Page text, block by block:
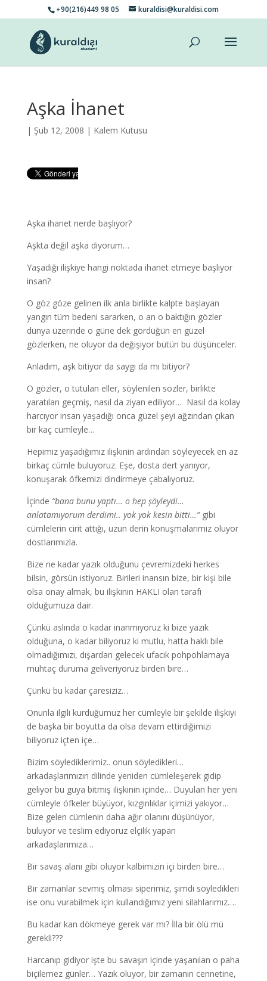
+90(216)449 98 05 kuraldisi@kuraldisi.com
Aşka İhanet
| Şub 12, 2008 | Kalem Kutusu
Aşka ihanet nerde başlıyor?
Aşkta değil aşka diyorum…
Yaşadığı ilişkiye hangi noktada ihanet etmeye başlıyor
insan?
O göz göze gelinen ilk anla birlikte kalpte başlayan
yangın tüm bedeni sararken, o an o baktığın gözler
dünya üzerinde o güne dek gördüğün en güzel
gözlerken, ne oluyor da değişiyor bütün bu düşünceler.
Anladım, aşk bitiyor da saygı da mı bitiyor?
O gözler, o tutulan eller, söylenilen sözler, birlikte
yaratılan geçmiş, nasıl da ziyan ediliyor… Nasıl da kolay
harcıyor insan yaşadığı onca güzel şeyi ağzından çıkan
bir kaç cümleyle…
Hepimiz yaşadığımız ilişkinin ardından söyleyecek en az
birkaç cümle buluyoruz. Eşe, dosta dert yanıyor,
konuşarak öfkemizi dindirmeye çabalıyoruz.
İçinde “bana bunu yaptı… o hep şöyleydi…
anlatamıyorum derdimi.. yok yok kesin bitti…”gibi
cümlelerin cirit attığı, uzun derin konuşmalarımız oluyor
dostlarımızla.
Bize ne kadar yazık olduğunu çevremizdeki herkes
bilsin, görsün istiyoruz. Birileri inansın bize, bir kişi bile
olsa onay almak, bu ilişkinin HAKLI olan tarafı
olduğumuza dair.
Çünkü aslında o kadar inanmıyoruz ki bize yazık
olduğuna, o kadar biliyoruz ki mutlu, hatta haklı bile
olmadığımızı, dışardan gelecek ufacık pohpohlamaya
muhtaç duruma geliveriyoruz birden bire…
Çünkü bu kadar çaresiziz…
Onunla ilgili kurduğumuz her cümleyle bir şekilde ilişkiyi
de başka bir boyutta da olsa devam ettirdiğimizi
biliyoruz içten içe…
Bizim söylediklerimiz.. onun söyledikleri…
arkadaşlarımızın dilinde yeniden cümleleşerek gidip
geliyor bu güya bitmiş ilişkinin içinde… Duyulan her yeni
cümleyle öfkeler büyüyor, kızgınlıklar içimizi yakıyor…
Bize gelen cümlenin daha ağır olanını düşünüyor,
buluyor ve teslim ediyoruz elçilik yapan
arkadaşlarımıza…
Bir savaş alanı gibi oluyor kalbimizin içi birden bire…
Bir zamanlar sevmiş olması siperimiz, şimdi söyledikleri
ise onu vurabilmek için kullandığımız yeni silahlarımız….
Bu kadar kan dökmeye gerek var mı? İlla bir ölü mü
gerekli???
Harcanıp gidiyor işte bu savaşın içinde yaşanılan o paha
biçilemez günler… Yazık oluyor, bir zamanın cennetine,